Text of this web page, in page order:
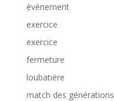
événement
exercice
exercice
fermeture
loubatière
match des générations